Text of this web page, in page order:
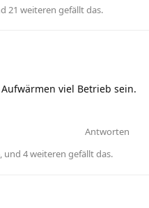
21 weiteren gefällt das.
viel Betrieb sein.
Antworten
, und 4weiteren gefällt das.